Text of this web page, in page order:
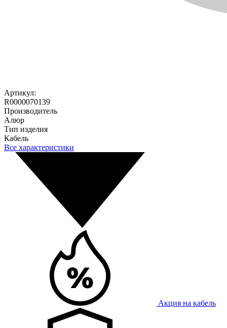
Артикул:
R0000070139
Производитель
Алюр
Тип изделия
Кабель
Все характеристики
Акция на кабель